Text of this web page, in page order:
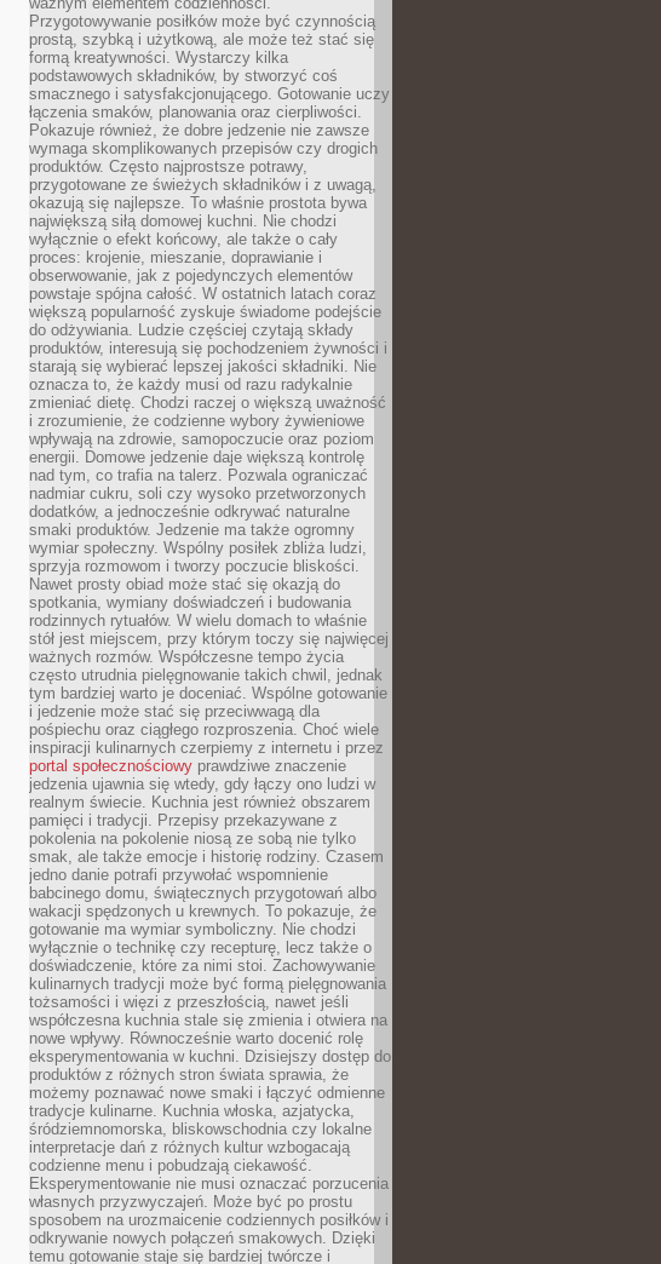
Przygotowywanie posiłków może być czynnością
prostą, szybką i użytkową, ale może też stać się
formą kreatywności. Wystarczy kilka
podstawowych składników, by stworzyć coś
smacznego i satysfakcjonującego. Gotowanie uczy
łączenia smaków, planowania oraz cierpliwości.
Pokazuje również, że dobre jedzenie nie zawsze
wymaga skomplikowanych przepisów czy drogich
produktów. Często najprostsze potrawy,
przygotowane ze świeżych składników i z uwagą,
okazują się najlepsze. To właśnie prostota bywa
największą siłą domowej kuchni. Nie chodzi
wyłącznie o efekt końcowy, ale także o cały
proces: krojenie, mieszanie, doprawianie i
obserwowanie, jak z pojedynczych elementów
powstaje spójna całość. W ostatnich latach coraz
większą popularność zyskuje świadome podejście
do odżywiania. Ludzie częściej czytają składy
produktów, interesują się pochodzeniem żywności i
starają się wybierać lepszej jakości składniki. Nie
oznacza to, że każdy musi od razu radykalnie
zmieniać dietę. Chodzi raczej o większą uważność
i zrozumienie, że codzienne wybory żywieniowe
wpływają na zdrowie, samopoczucie oraz poziom
energii. Domowe jedzenie daje większą kontrolę
nad tym, co trafia na talerz. Pozwala ograniczać
nadmiar cukru, soli czy wysoko przetworzonych
dodatków, a jednocześnie odkrywać naturalne
smaki produktów. Jedzenie ma także ogromny
wymiar społeczny. Wspólny posiłek zbliża ludzi,
sprzyja rozmowom i tworzy poczucie bliskości.
Nawet prosty obiad może stać się okazją do
spotkania, wymiany doświadczeń i budowania
rodzinnych rytuałów. W wielu domach to właśnie
stół jest miejscem, przy którym toczy się najwięcej
ważnych rozmów. Współczesne tempo życia
często utrudnia pielęgnowanie takich chwil, jednak
tym bardziej warto je doceniać. Wspólne gotowanie
i jedzenie może stać się przeciwwagą dla
pośpiechu oraz ciągłego rozproszenia. Choć wiele
inspiracji kulinarnych czerpiemy z internetu i przez
portal społecznościowy prawdziwe znaczenie
jedzenia ujawnia się wtedy, gdy łączy ono ludzi w
realnym świecie. Kuchnia jest również obszarem
pamięci i tradycji. Przepisy przekazywane z
pokolenia na pokolenie niosą ze sobą nie tylko
smak, ale także emocje i historię rodziny. Czasem
jedno danie potrafi przywołać wspomnienie
babcinego domu, świątecznych przygotowań albo
wakacji spędzonych u krewnych. To pokazuje, że
gotowanie ma wymiar symboliczny. Nie chodzi
wyłącznie o technikę czy recepturę, lecz także o
doświadczenie, które za nimi stoi. Zachowywanie
kulinarnych tradycji może być formą pielęgnowania
tożsamości i więzi z przeszłością, nawet jeśli
współczesna kuchnia stale się zmienia i otwiera na
nowe wpływy. Równocześnie warto docenić rolę
eksperymentowania w kuchni. Dzisiejszy dostęp do
produktów z różnych stron świata sprawia, że
możemy poznawać nowe smaki i łączyć odmienne
tradycje kulinarne. Kuchnia włoska, azjatycka,
śródziemnomorska, bliskowschodnia czy lokalne
interpretacje dań z różnych kultur wzbogacają
codzienne menu i pobudzają ciekawość.
Eksperymentowanie nie musi oznaczać porzucenia
własnych przyzwyczajeń. Może być po prostu
sposobem na urozmaicenie codziennych posiłków i
odkrywanie nowych połączeń smakowych. Dzięki
temu gotowanie staje się bardziej twórcze i